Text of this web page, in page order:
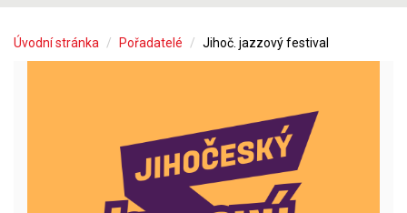
Úvodní stránka Pořadatelé Jihoč. jazzový festival